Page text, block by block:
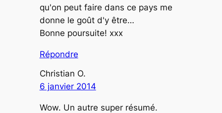
qu'on peut faire dans ce pays me
donne le goût d'y être…
Bonne poursuite! xxx
Répondre
Christian O.
6 janvier 2014
Wow. Un autre super résumé.